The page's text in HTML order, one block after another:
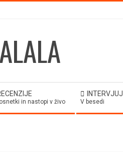
in nastopi v živo
INTERVJUJI
V besedi